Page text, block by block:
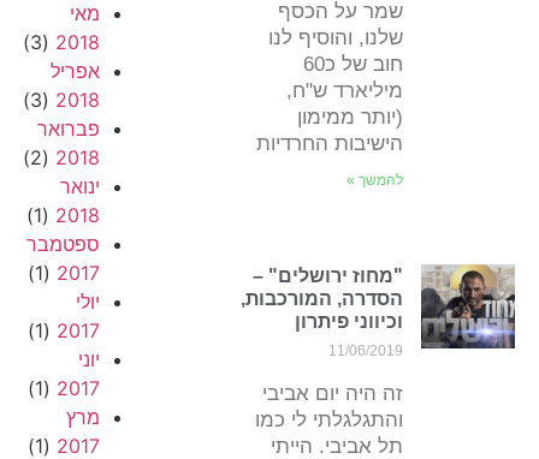
שמר על הכסף
שלנו, והוסיף לנו
חוב של כ60
מיליארד ש"ח,
(יותר ממימון
הישיבות החרדיות
להמשך »
"מחוז ירושלים" –
הסדרה, המורכבות,
וכיווני פיתרון
11/06/2019
זה היה יום אביבי
והתגלגלתי לי כמו
תל אביבי. הייתי
מאי
2018
(3)
אפריל
2018
(3)
פברואר
2018
(2)
ינואר
2018
(1)
ספטמבר
2017
(1)
יולי
2017
(1)
יוני
2017
(1)
מרץ
2017
(1)